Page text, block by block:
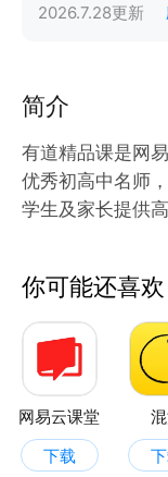
2026.7.28更新
简介
有道精品课是网
优秀初高中名师
学生及家长提供
【汇集全国优秀初
1、平均9年+高
力量
2、清北毕业名师
3、汇集数学人
人气名师万猛、
师领衔授课
你可能还喜欢
网易云课堂
下载